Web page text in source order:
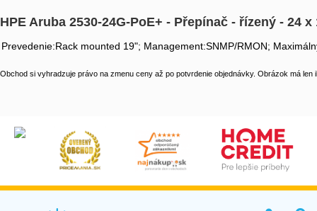
HPE Aruba 2530-24G-PoE+ - Přepínač - řízený - 24
Prevedenie:Rack mounted 19"; Management:SNMP/RMON;
Obchod si vyhradzuje právo na zmenu ceny až po potvrdenie objednávky. Obrázok má len